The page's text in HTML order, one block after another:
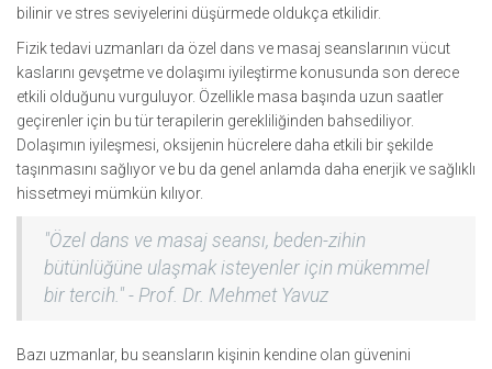
bilinir ve stres seviyelerini düşürmede oldukça etkilidir.
Fizik tedavi uzmanları da özel dans ve masaj seanslarının vücut
kaslarını gevşetme ve dolaşımı iyileştirme konusunda son derece
etkili olduğunu vurguluyor. Özellikle masa başında uzun saatler
geçirenler için bu tür terapilerin gerekliliğinden bahsediliyor.
Dolaşımın iyileşmesi, oksijenin hücrelere daha etkili bir şekilde
taşınmasını sağlıyor ve bu da genel anlamda daha enerjik ve sağlıklı
hissetmeyi mümkün kılıyor.
"Özel dans ve masaj seansı, beden-zihin
bütünlüğüne ulaşmak isteyenler için mükemmel
bir tercih." - Prof. Dr. Mehmet Yavuz
Bazı uzmanlar, bu seansların kişinin kendine olan güvenini